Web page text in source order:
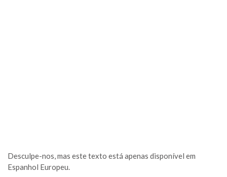
Desculpe-nos, mas este texto está apenas disponível em
Espanhol Europeu.